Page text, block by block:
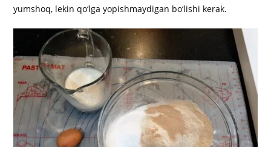
yumshoq, lekin qo‘lga yopishmaydigan bo‘lishi kerak.